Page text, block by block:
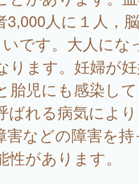
3,000人に１人，
です。大人にな
ります。妊婦が
胎児にも感染し
ばれる病気によ
害などの障害を
があります。